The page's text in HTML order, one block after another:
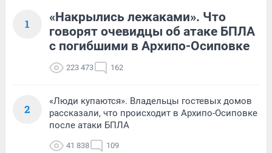
1
«Накрылись лежаками». Что
говорят очевидцы об атаке БПЛА
с погибшими в Архипо-Осиповке
223 473 162
2
«Люди купаются». Владельцы гостевых домов
рассказали, что происходит в Архипо-Осиповке
после атаки БПЛА
41 838 109